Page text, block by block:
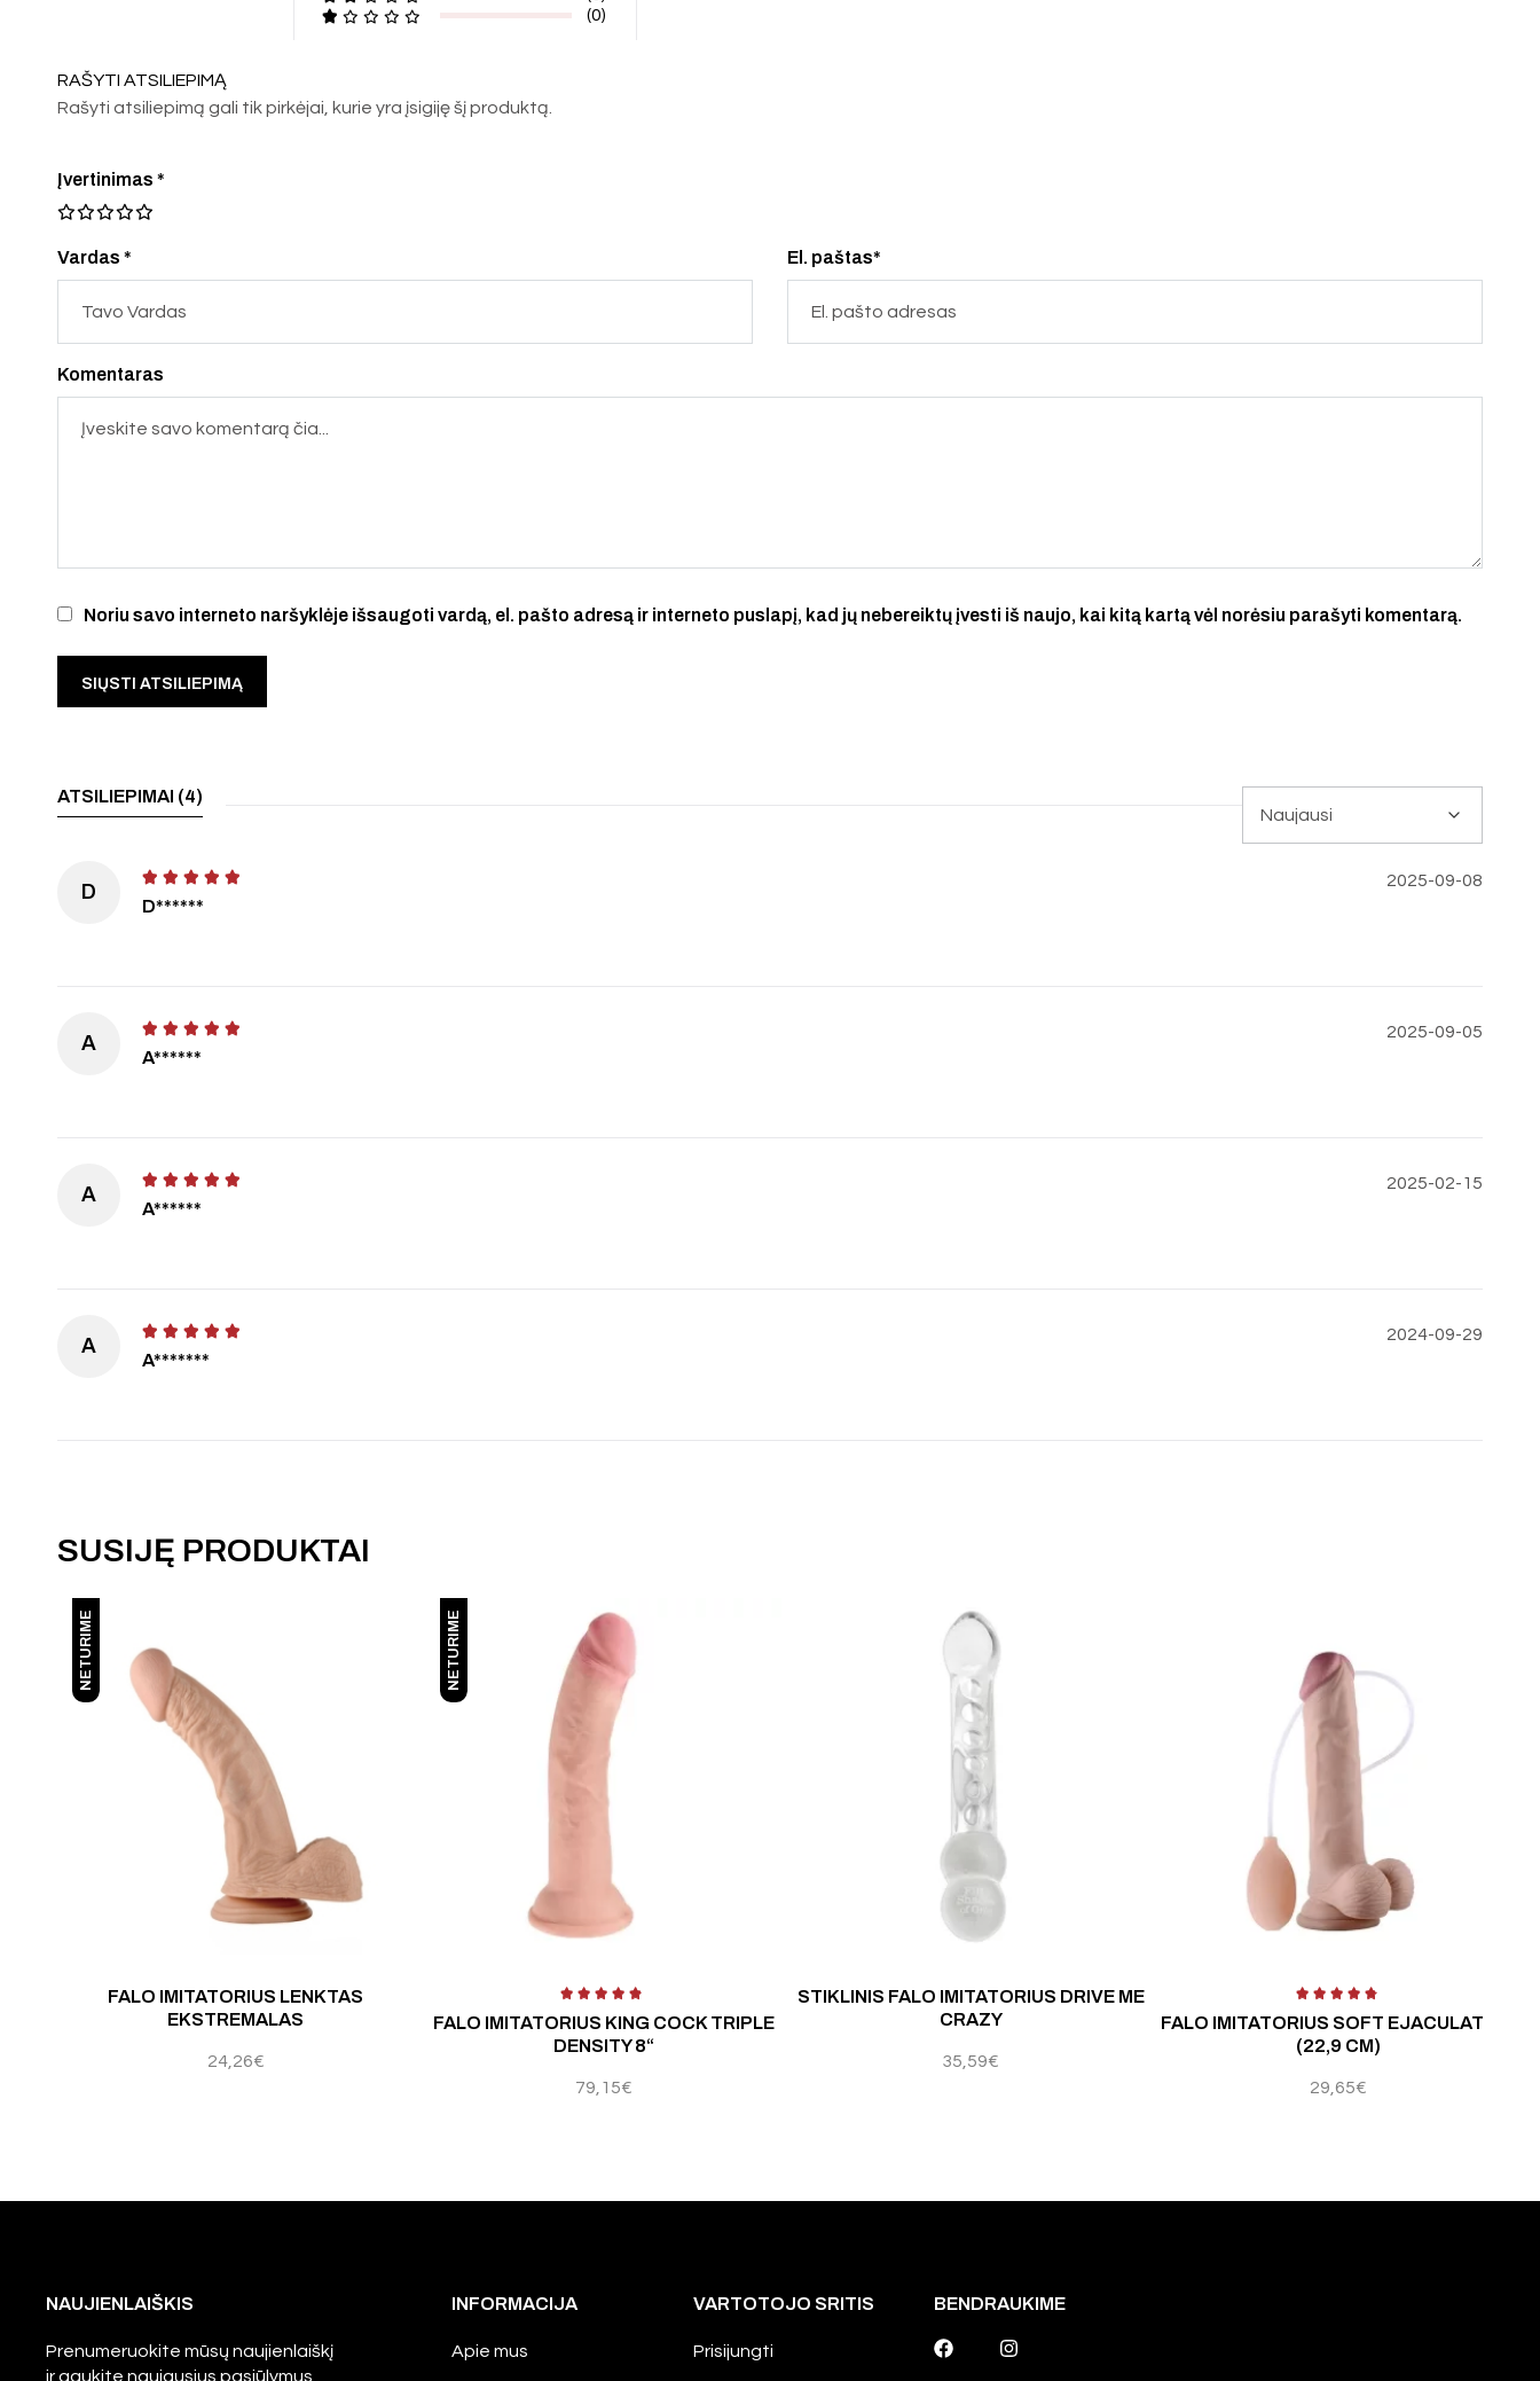
(0)
RAŠYTI ATSILIEPIMĄ
Rašyti atsiliepimą gali tik pirkėjai, kurie yra įsigiję šį produktą.
Vardas * El. paštas*
Noriu savo interneto naršyklėje išsaugoti vardą, el. pašto adresą ir interneto puslapį, kad jų nebereiktų įvesti iš naujo, kai kitą kartą vėl norėsiu parašyti komentarą.
Įvertinimas*
Komentaras
ATSILIEPIMAI (4)
D
D******
2025-09-08
A
A******
2025-09-05
A
A******
2025-02-15
A
A*******
2024-09-29
SUSIJĘ PRODUKTAI
NETURIME
FALO IMITATORIUS LENKTAS
EKSTREMALAS
24,26€
NETURIME
FALO IMITATORIUS KING COCK TRIPLE
DENSITY 8“
79,15€
STIKLINIS FALO IMITATORIUS DRIVE ME
CRAZY
35,59€
FALO IMITATORIUS SOFT EJACULATION
(22,9 CM)
29,65€
Įvertinimas: Įvertinimas:
NAUJIENLAIŠKIS
Prenumeruokite mūsų naujienlaiškį
ir gaukite naujausius pasiūlymus
INFORMACIJA
Apie mus
VARTOTOJO SRITIS
Prisijungti
BENDRAUKIME